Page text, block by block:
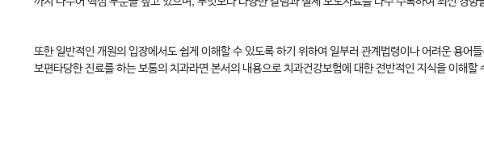
또한 일반적인 개원의 입장에서도 쉽게 이해할 수 있도록 하기 위하여 일부러 관계법령이나 어려운 용
보편타당한 진료를 하는 보통의 치과라면 본서의 내용으로 치과건강보험에 대한 전반적인 지식을 이해할